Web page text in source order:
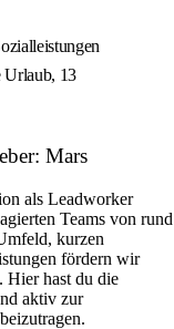
Urlaub, 13
Mars
als Leadworker
Teams von rund
kurzen
fördern wir
Hier hast du die
aktiv zur